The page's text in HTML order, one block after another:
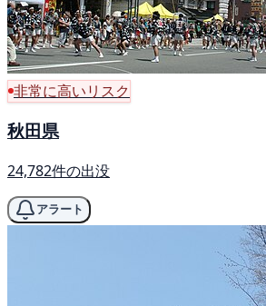
非常に高いリスク
秋田県
24,782件の出没
アラート